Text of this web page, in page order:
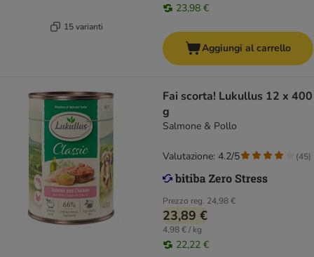
15 varianti
23,98 €
Aggiungi al carrello
Fai scorta! Lukullus 12 x 400
g
Salmone & Pollo
Prezzo reg. 24,98 €
23,89 €
4,98 € / kg
22,22 €
Valutazione: 4.2/5 (45)